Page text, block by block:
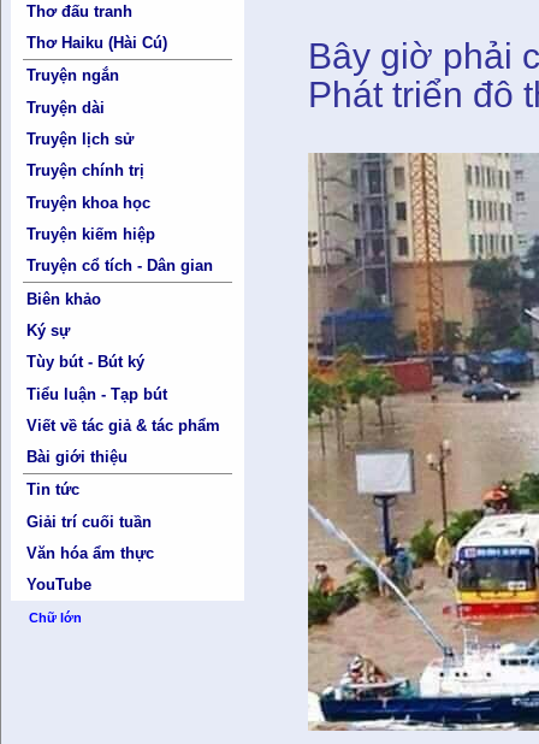
Thơ đấu tranh
Thơ Haiku (Hài Cú)
Truyện ngắn
Truyện dài
Truyện lịch sử
Truyện chính trị
Truyện khoa học
Truyện kiếm hiệp
Truyện cổ tích - Dân gian
Biên khảo
Ký sự
Tùy bút - Bút ký
Tiểu luận - Tạp bút
Viết về tác giả & tác phẩm
Bài giới thiệu
Tin tức
Giải trí cuối tuần
Văn hóa ẩm thực
YouTube
Chữ lớn
Bây giờ phải
Phát triển đô